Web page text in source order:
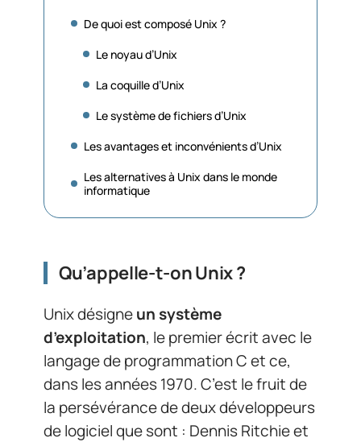
De quoi est composé Unix ?
Le noyau d’Unix
La coquille d’Unix
Le système de fichiers d’Unix
Les avantages et inconvénients d’Unix
Les alternatives à Unix dans le monde
informatique
Qu’appelle-t-on Unix ?
Unix désigneun système
d’exploitation, le premier écrit avec le
langage de programmation C et ce,
dans les années 1970. C’est le fruit de
la persévérance de deux développeurs
de logiciel que sont : Dennis Ritchie et